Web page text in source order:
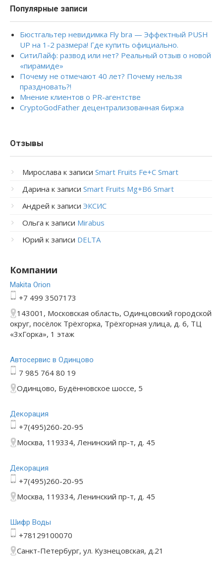
Популярные записи
Бюстгальтер невидимка Fly bra — Эффектный PUSH
UP на 1-2 размера! Где купить официально.
СитиЛайф: развод или нет? Реальный отзыв о новой
«пирамиде»
Почему не отмечают 40 лет? Почему нельзя
праздновать?!
Мнение клиентов о PR-агентстве
CryptoGodFather децентрализованная биржа
Отзывы
Мирослава к записи Smart Fruits Fe+C Smart
Дарина к записи Smart Fruits Mg+B6 Smart
Андрей к записи ЭКСИС
Ольга к записи Mirabus
Юрий к записи DELTA
Компании
Makita Orion
+7 499 3507173
143001, Московская область, Одинцовский городской
округ, посёлок Трёхгорка, Трёхгорная улица, д. 6, ТЦ
«3хГорка», 1 этаж
Автосервис в Одинцово
7 985 764 80 19
Одинцово, Будённовское шоссе, 5
Декорация
+7(495)260-20-95
Москва, 119334, Ленинский пр-т, д. 45
Декорация
+7(495)260-20-95
Москва, 119334, Ленинский пр-т, д. 45
Шифр Воды
+78129100070
Санкт-Петербург, ул. Кузнецовская, д.21